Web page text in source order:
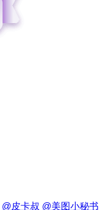
@皮卡叔 @美图小秘书